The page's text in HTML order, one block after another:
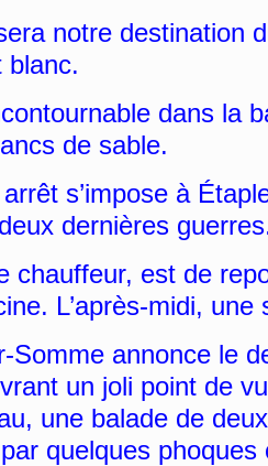
notre destination
blanc.
dans la
de sable.
s’impose à
dernières
chauffeur, est de
L’après-midi,
annonce le
un joli point de
une balade de
quelques